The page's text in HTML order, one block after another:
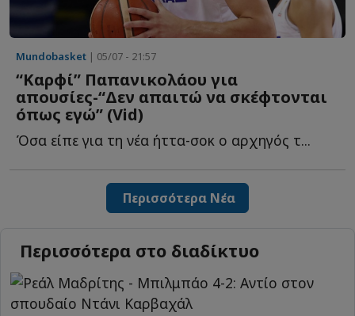
Mundobasket | 05/07 - 21:57
“Καρφί” Παπανικολάου για
απουσίες-“Δεν απαιτώ να σκέφτονται
όπως εγώ” (Vid)
Όσα είπε για τη νέα ήττα-σοκ ο αρχηγός τ...
Περισσότερα Νέα
Περισσότερα στο διαδίκτυο